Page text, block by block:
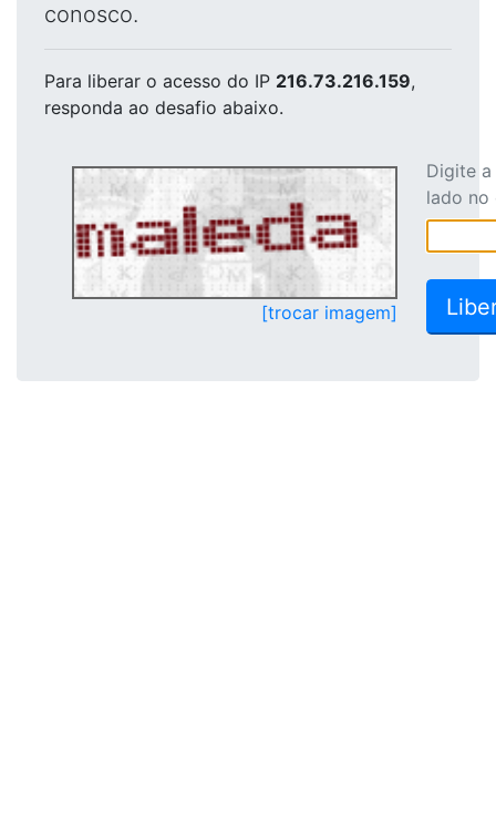
conosco.
Para liberar o acesso do IP 216.73.216.159,
responda ao desafio abaixo.
[trocar imagem]
Digite
lado no